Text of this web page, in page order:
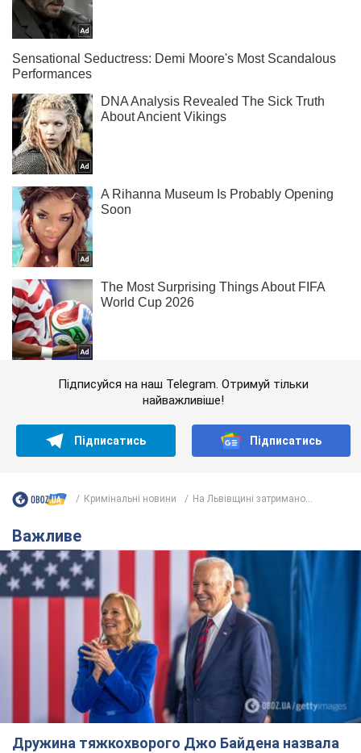
Підписуйся на наш Telegram. Отримуй тільки
найважливіше!
Підписатись Підписатись
Кримінальні новини На Львівщині затримано...
Важливе
Дружина тяжкохворого Джо Байдена назвала